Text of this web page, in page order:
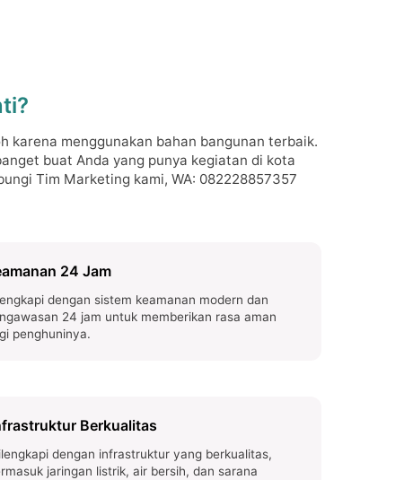
karena menggunakan bahan bangunan terbaik.
buat Anda yang punya kegiatan di kota
Tim Marketing kami, WA: 082228857357
24 Jam
dengan sistem keamanan modern dan
24 jam untuk memberikan rasa aman
penghuninya.
Berkualitas
dengan infrastruktur yang berkualitas,
jaringan listrik, air bersih, dan sarana